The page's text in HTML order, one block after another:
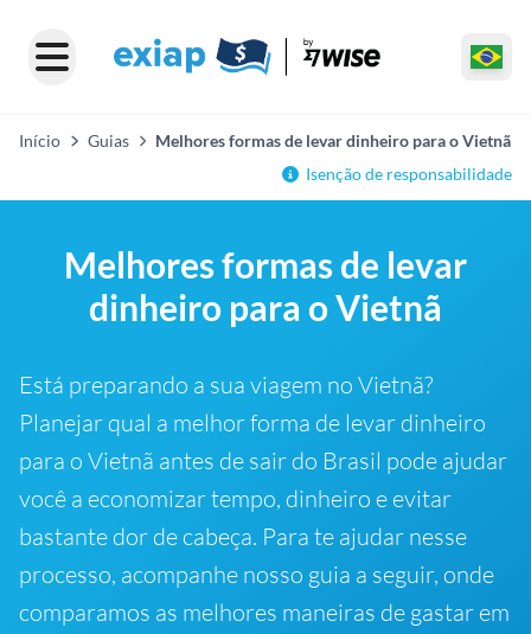
Início Guias
Melhores formas de levar dinheiro para o Vietnã
Isenção de responsabilidade
Melhores formas de levar
dinheiro para o Vietnã
Está preparando a sua viagem no Vietnã?
Planejar qual a melhor forma de levar dinheiro
para o Vietnã antes de sair do Brasil pode ajudar
você a economizar tempo, dinheiro e evitar
bastante dor de cabeça. Para te ajudar nesse
processo, acompanhe nosso guia a seguir, onde
comparamos as melhores maneiras de gastar em